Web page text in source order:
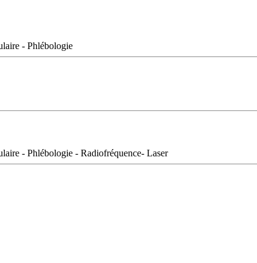
- Phlébologie
- Phlébologie - Radiofréquence- Laser